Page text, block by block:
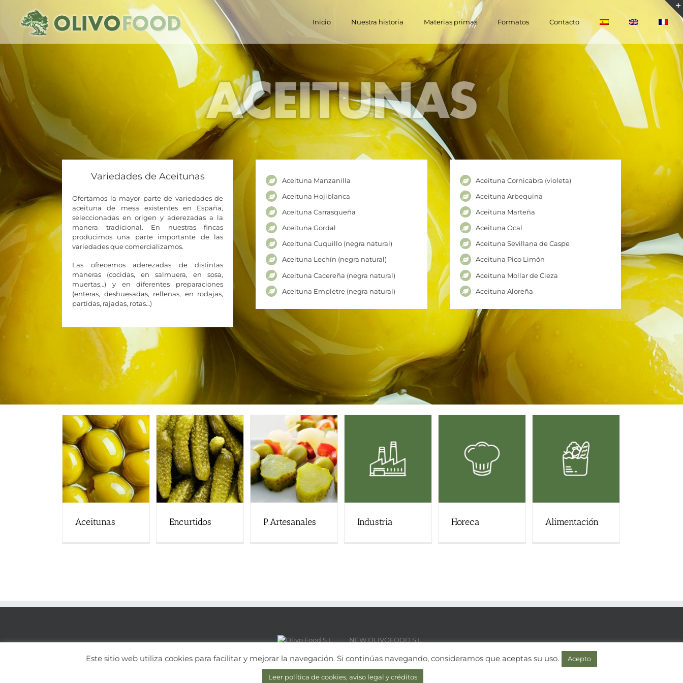
contenido
Inicio Nuestra historia Materias primas Formatos Contacto
Variedades de Aceitunas
Ofertamos la mayor parte de variedades de
aceituna de mesa existentes en España,
seleccionadas en origen y aderezadas a la
manera tradicional. En nuestras fincas
producimos una parte importante de las
variedades que comercializamos.
Las ofrecemos aderezadas de distintas
maneras (cocidas, en salmuera, en sosa,
muertas…) y en diferentes preparaciones
(enteras, deshuesadas, rellenas, en rodajas,
partidas, rajadas, rotas…)
Aceituna Manzanilla
Aceituna Hojiblanca
Aceituna Carrasqueña
Aceituna Gordal
Aceituna Cuquillo (negra natural)
Aceituna Lechín (negra natural)
Aceituna Cacereña (negra natural)
Aceituna Empletre (negra natural)
Aceituna Cornicabra (violeta)
Aceituna Arbequina
Aceituna Marteña
Aceituna Ocal
Aceituna Sevillana de Caspe
Aceituna Pico Limón
Aceituna Mollar de Cieza
Aceituna Aloreña
Aceitunas Encurtidos P.Artesanales Industria Horeca Alimentación
NEW OLIVOFOOD S.L.
CONTACTOS
Este sitio web utiliza cookies para facilitar y mejorar la navegación. Si continúas navegando, consideramos que aceptas su uso. Acepto
Leer política de cookies, aviso legal y créditos